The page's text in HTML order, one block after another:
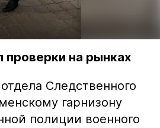
на рынках
Следственного
гарнизону
полиции военного